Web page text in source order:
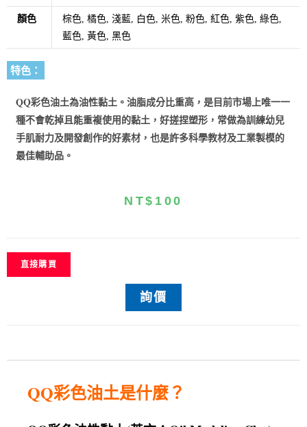
顏色
棕色, 橘色, 淺藍, 白色, 米色, 粉色, 紅色, 紫色, 綠色,
藍色, 黃色, 黑色
特色：
QQ彩色油土為油性黏土。油脂成分比重高，是目前市場上唯一一
種不會乾掉且能重複使用的黏土，好搓捏塑形，常做為訓練幼兒
手肌耐力及開發創作的好素材，也是許多科學教材及工業製模的
最佳輔助品。
NT$ 100
直接購買
詢價
QQ彩色油土是什麼？